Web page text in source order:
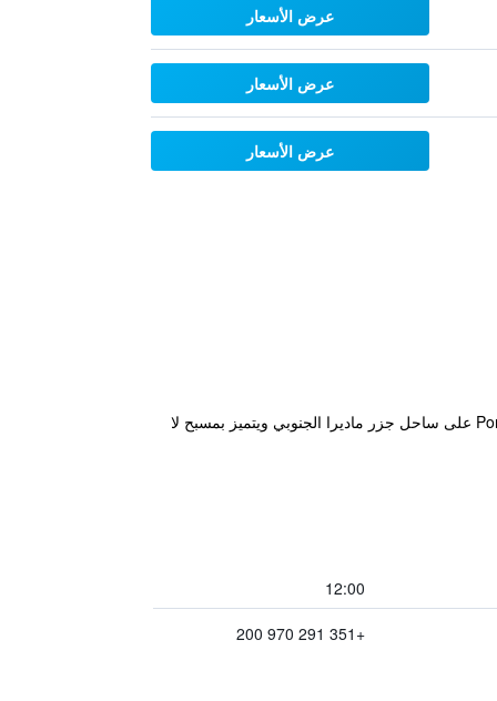
عرض الأسعار
عرض الأسعار
عرض الأسعار
يقع هذا الفندق البوتيكي في مزرعة تقليدية أعيد تجديدها وتقع على منحدر صخري يواجه المحيط الأطلسي. ويقع Ponta do Sol على ساحل جزر ماديرا الجنوبي ويتميز بمسبح لا
12:00
+351 291 970 200